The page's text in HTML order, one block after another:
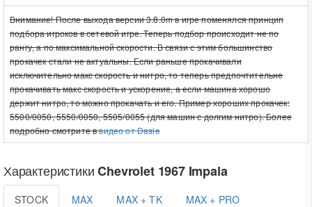
Внимание! После выхода версии 3.8.0m в игре поменялся принцип
подбора игроков в сетевой игре. Теперь подбор происходит не по
рангу, а по максимальной скорости. В связи с этим большинство
прокачек стали не актуальны. Если раньше прокачивали
исключительно макс скорость и нитро, то теперь предпочтительне
прокачивать макс скорость и ускорение, а если машина хорошо
держит нитро, то можно прокачать и его. Пример хороших прокачек:
5500/0050, 5550/0050, 5505/0055 (для машин с долгим нитро). Более
подробно смотрите ввидео от Dasle
ХарактеристикиChevrolet 1967 Impala
STOCK MAX MAX + TK MAX + PRO